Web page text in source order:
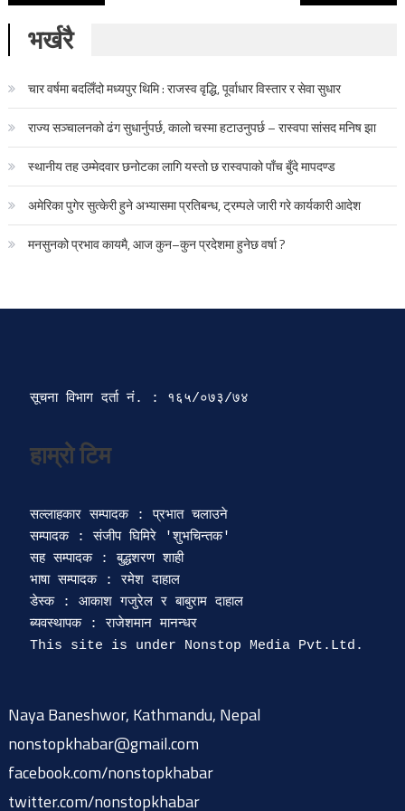
भर्खरै
चार वर्षमा बदलिँदो मध्यपुर थिमि : राजस्व वृद्धि, पूर्वाधार विस्तार र सेवा सुधार
राज्य सञ्चालनको ढंग सुधार्नुपर्छ, कालो चस्मा हटाउनुपर्छ – रास्वपा सांसद मनिष झा
स्थानीय तह उम्मेदवार छनोटका लागि यस्तो छ रास्वपाको पाँच बुँदे मापदण्ड
अमेरिका पुगेर सुत्केरी हुने अभ्यासमा प्रतिबन्ध, ट्रम्पले जारी गरे कार्यकारी आदेश
मनसुनको प्रभाव कायमै, आज कुन–कुन प्रदेशमा हुनेछ वर्षा ?
सूचना विभाग दर्ता‍ नं. : १६५/०७३/७४
हाम्रो टिम
सल्लाहकार सम्पादक : प्रभात चलाउने
सम्पादक : संजीप घिमिरे 'शुभचिन्तक'
सह सम्पादक : बुद्धशरण शाही
भाषा सम्पादक : रमेश दाहाल
डेस्क : आकाश गजुरेल र बाबुराम दाहाल
ब्यवस्थापक : राजेशमान मानन्धर
Naya Baneshwor, Kathmandu, Nepal
nonstopkhabar@gmail.com
facebook.com/nonstopkhabar
twitter.com/nonstopkhabar